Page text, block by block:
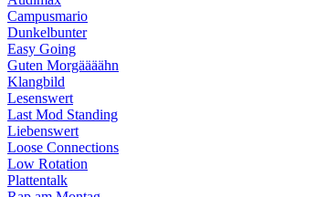
Campusmario
Dunkelbunter
Easy Going
Guten Morgäääähn
Klangbild
Lesenswert
Last Mod Standing
Liebenswert
Loose Connections
Low Rotation
Plattentalk